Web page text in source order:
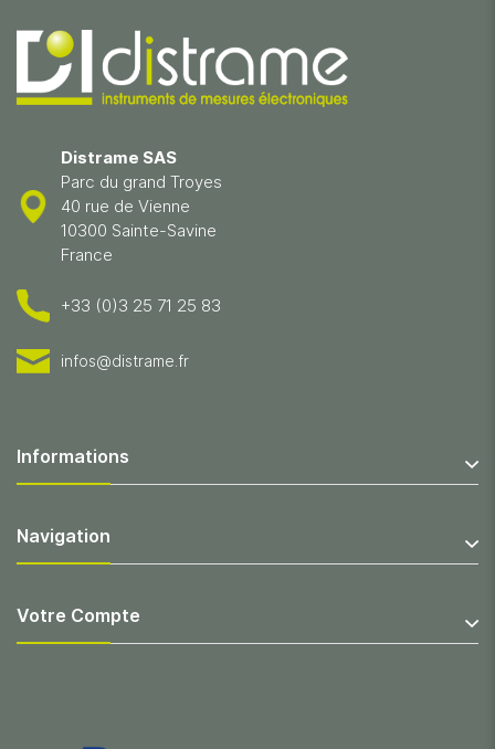
Distrame SAS
Parc du grand Troyes
40 rue de Vienne
10300 Sainte-Savine
France
+33 (0)3 25 71 25 83
infos@distrame.fr
Informations
Navigation
Votre Compte